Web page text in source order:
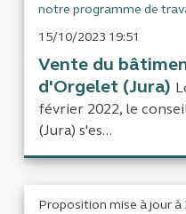
notre programme de
15/10/2023 19:51
Vente du
d'Orgelet (Jura)
février 2022, le
(Jura) s'es...
Proposition mise à jour à